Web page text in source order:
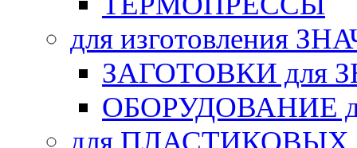
для изготовления
ЗАГОТОВКИ для
ОБОРУДОВАНИЕ